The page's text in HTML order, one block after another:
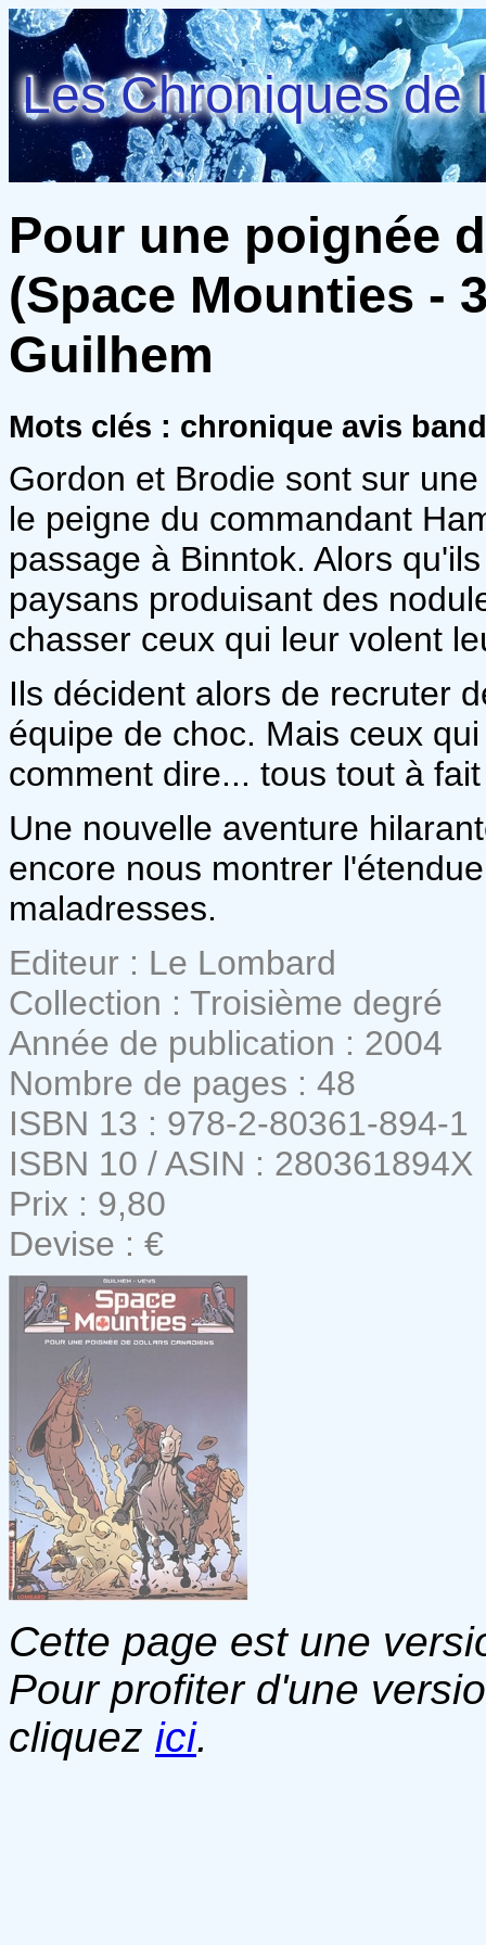
Les Chroniques de
Pour une poignée
(Space Mounties -
Guilhem
Mots clés : chronique avis
Gordon et Brodie sont sur
le peigne du commandant
passage à Binntok. Alors
paysans produisant des
chasser ceux qui leur volent
Ils décident alors de recruter
équipe de choc. Mais ceux
comment dire... tous tout à
Une nouvelle aventure
encore nous montrer
maladresses.
Editeur : Le Lombard
Collection : Troisième degré
Année de publication : 2004
Nombre de pages : 48
ISBN 13 : 978-2-80361-894-1
ISBN 10 / ASIN : 280361894X
Prix : 9,80
Devise : €
Cette page est une
Pour profiter d'une
cliquez ici.